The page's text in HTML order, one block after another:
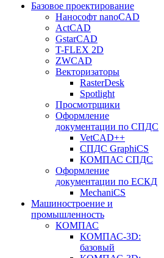
Базовое проектирование
Нанософт nanoCAD
ActCAD
GstarCAD
T-FLEX 2D
ZWCAD
Векторизаторы
RasterDesk
Spotlight
Просмотрщики
Оформление
документации по СПДС
VetCAD++
СПДС GraphiCS
КОМПАС СПДС
Оформление
документации по ЕСКД
MechaniCS
Машиностроение и
промышленность
КОМПАС
КОМПАС-3D:
базовый